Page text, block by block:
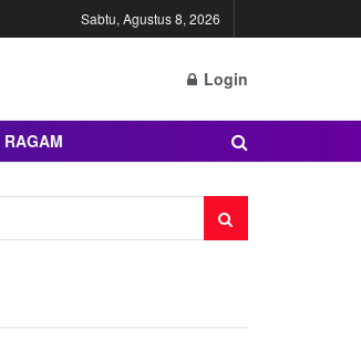
Sabtu, Agustus 8, 2026
Login
RAGAM